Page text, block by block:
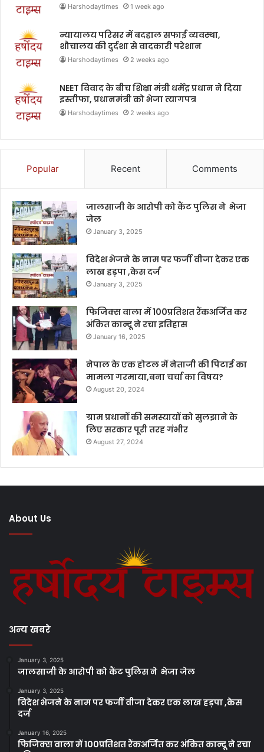
Harshodaytimes 1 week ago
न्यायालय परिसर में बदहाल सफाई व्यवस्था,
शौचालय की दुर्दशा से वादकारी परेशान
Harshodaytimes 2 weeks ago
NEET विवाद के बीच शिक्षा मंत्री धर्मेंद्र प्रधान ने दिया
इस्तीफा, प्रधानमंत्री को भेजा त्यागपत्र
Harshodaytimes 2 weeks ago
Popular Recent Comments
जालसाजी के आरोपी को कैंट पुलिस ने भेजा
जेल
January 3, 2025
विदेश भेजने के नाम पर फर्जी वीजा देकर एक
लाख हड़पा ,केस दर्ज
January 3, 2025
फिजिक्स वाला में 100प्रतिशत रैंकअर्जित कर
अंकित कान्दू ने रचा इतिहास
January 16, 2025
नेपाल के एक होटल में नेताजी की पिटाई का
मामला गरमाया,बना चर्चा का विषय?
August 20, 2024
ग्राम प्रधानों की समस्यायों को सुलझाने के
लिए सरकार पूरी तरह गंभीर
August 27, 2024
About Us
अन्य खबरे
January 3, 2025
जालसाजी के आरोपी को कैंट पुलिस ने भेजा जेल
January 3, 2025
विदेश भेजने के नाम पर फर्जी वीजा देकर एक लाख हड़पा ,केस
दर्ज
January 16, 2025
फिजिक्स वाला में 100प्रतिशत रैंकअर्जित कर अंकित कान्दू ने रचा